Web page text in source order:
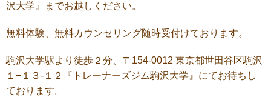
沢大学』までお越しください。
無料体験、無料カウンセリング随時受付けております。
駒沢大学駅より徒歩２分、〒154-0012 東京都世田谷区駒沢
１−１３-１２『トレーナーズジム駒沢大学』にてお待ちし
ております。